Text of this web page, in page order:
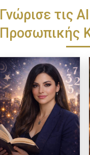
Γνώρισε τις
Προσωπικής